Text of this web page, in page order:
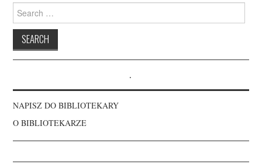
Search
for:
.
NAPISZ DO BIBLIOTEKARY
O BIBLIOTEKARZE